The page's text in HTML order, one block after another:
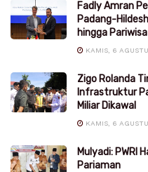
Fadly Amran
Padang-
hingga
KAMIS, 6
Zigo Rolanda
Infrastruktur
Miliar Dikawal
KAMIS, 6
Mulyadi: PWRI
Pariaman